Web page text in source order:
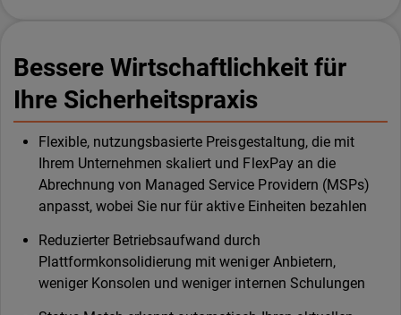
Bessere Wirtschaftlichkeit für
Ihre Sicherheitspraxis
Flexible, nutzungsbasierte Preisgestaltung, die mit
Ihrem Unternehmen skaliert und FlexPay an die
Abrechnung von Managed Service Providern (MSPs)
anpasst, wobei Sie nur für aktive Einheiten bezahlen
Reduzierter Betriebsaufwand durch
Plattformkonsolidierung mit weniger Anbietern,
weniger Konsolen und weniger internen Schulungen